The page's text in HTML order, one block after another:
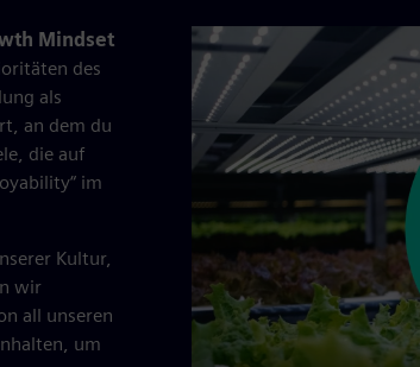
Mindset
des
als
an dem du
die auf
im
Kultur,
wir
all unseren
um